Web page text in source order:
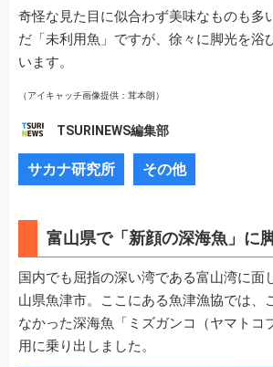
奇怪な見た目に似合わず美味なものも多
だ「未利用魚」ですが、徐々に脚光を浴
います。
（アイキャッチ画像提供：茸本朗）
TSURINEWS編集部
サカナ研究所 その他
富山県で「新顔の深海魚」に
国内でも屈指の深い湾である富山湾に面
山県魚津市。ここにある魚津漁協では、
なかった深海魚「ミズガンコ（ヤマトコ
用に乗り出しました。